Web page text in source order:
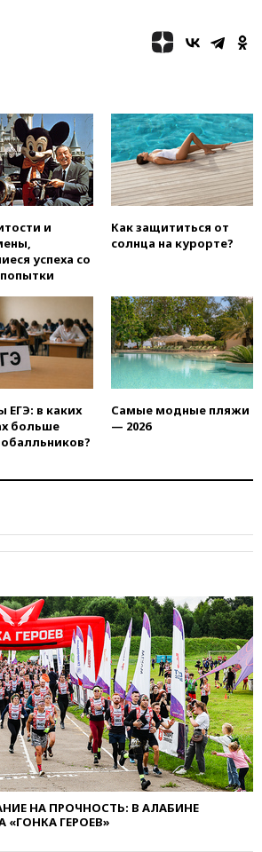
нанести ущерб экономике в
размере €800 млрд
14:40
В Германии задержан
украинец за шпионаж на
оборонном предприятии
14:21
АТОР сообщила о
снижении цен на авиабилеты
в России
Масштабный сбой
произошел в рунете
14:14
«Ведомости»: Озон банк
не пострадает от британских
санкций
13:58
Медведев назвал
Японию вассалом США
новый тоннель зеленой ветки
пострадали при наезде
автомобиля на толпу в Омске
13:13СК возбудил дело по
факту гибели женщины и
ребенка в Раменском
12:57В Луганске при ракетном
ударе ВСУ по складу
пострадали пять человек
12:44МВД: число
преступлений, связанных с
отмыванием денег, достигло
рекордного показателя
12:40В Подмосковье
женщина и трехлетний
и
успеха со
Как защититься от
солнца на курорте?
ЕГЭ: в каких
больше
Самые модные пляжи
— 2026
НА ПРОЧНОСТЬ: В АЛАБИНЕ
ГЕРОЕВ»